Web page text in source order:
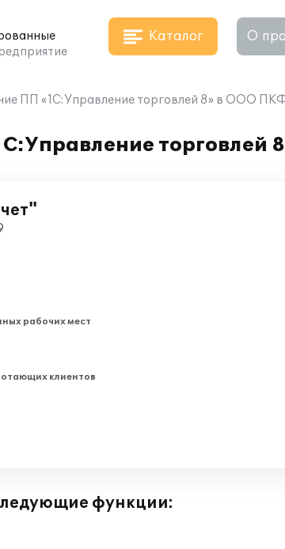
Каталог О
ПП «1С:Управление торговлей 8» в ООО
рабочих мест
клиентов
функции: